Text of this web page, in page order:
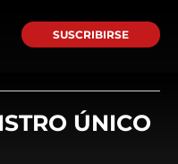
SUSCRIBIRSE
ÚNICO